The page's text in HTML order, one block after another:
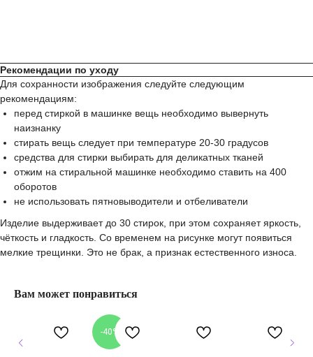
Рекомендации по уходу
Для сохранности изображения следуйте следующим
рекомендациям:
перед стиркой в машинке вещь необходимо вывернуть
наизнанку
стирать вещь следует при температуре 20-30 градусов
средства для стирки выбирать для деликатных тканей
отжим на стиральной машинке необходимо ставить на 400
оборотов
не использовать пятновыводители и отбеливатели
Изделие выдерживает до 30 стирок, при этом сохраняет яркость,
чёткость и гладкость. Со временем на рисунке могут появиться
мелкие трещинки. Это не брак, а признак естественного износа.
Вам может понравиться
-40%